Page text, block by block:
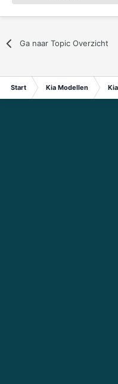
Ga naar Topic Overzicht
Start Kia Modellen